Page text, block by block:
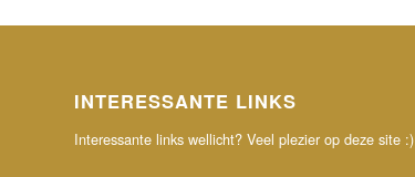
INTERESSANTE LINKS
Interessante links wellicht? Veel plezier op deze site :)